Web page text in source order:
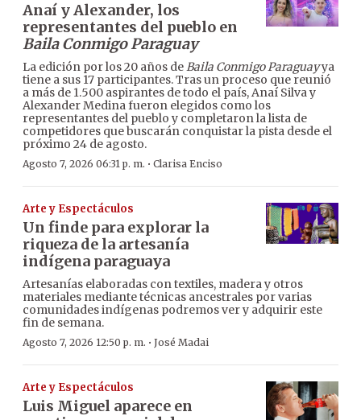
Anaí y Alexander, los
representantes del pueblo en
Baila Conmigo Paraguay
La edición por los 20 años deBaila Conmigo Paraguayya
tiene a sus 17 participantes. Tras un proceso que reunió
a más de 1.500 aspirantes de todo el país, Anaí Silva y
Alexander Medina fueron elegidos como los
representantes del pueblo y completaron la lista de
competidores que buscarán conquistar la pista desde el
próximo 24 de agosto.
Agosto 7, 2026 06:31 p. m. · Clarisa Enciso
Arte y Espectáculos
Un finde para explorar la
riqueza de la artesanía
indígena paraguaya
Artesanías elaboradas con textiles, madera y otros
materiales mediante técnicas ancestrales por varias
comunidades indígenas podremos ver y adquirir este
fin de semana.
Agosto 7, 2026 12:50 p. m. · José Madai
Arte y Espectáculos
Luis Miguel aparece en